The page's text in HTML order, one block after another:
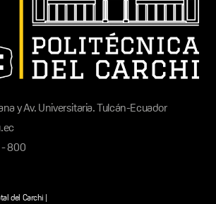
y Av. Universitaria. Tulcán-Ecuador
- 800
del Carchi |